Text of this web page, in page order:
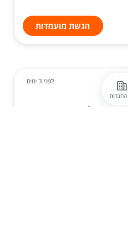
הגשת מועמדות
לפני 3 ימים
/ת סחר לחברת מזון
החברות